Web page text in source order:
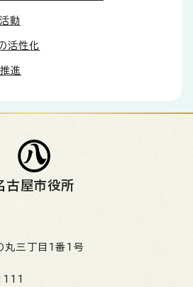
動
活性化
進
古屋市役所
丸三丁目1番1号